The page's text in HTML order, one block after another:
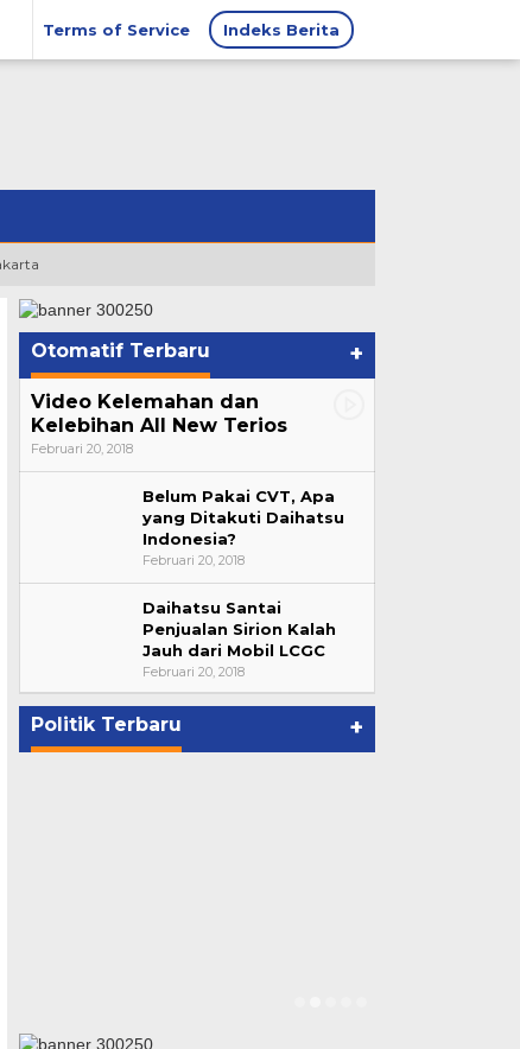
Terms of Service Indeks Berita
Otomatif Terbaru +
Video Kelemahan dan
Kelebihan All New Terios
Februari 20, 2018
Belum Pakai CVT, Apa
yang Ditakuti Daihatsu
Indonesia?
Februari 20, 2018
Daihatsu Santai
Penjualan Sirion Kalah
Jauh dari Mobil LCGC
Februari 20, 2018
Politik Terbaru +
Bupati Ahmad Hijazi, Hadiri
Paripurna Hasil Penetapan
Paslon Bupati dan Wabup Te…
LEBONG
Januari 29, 2021